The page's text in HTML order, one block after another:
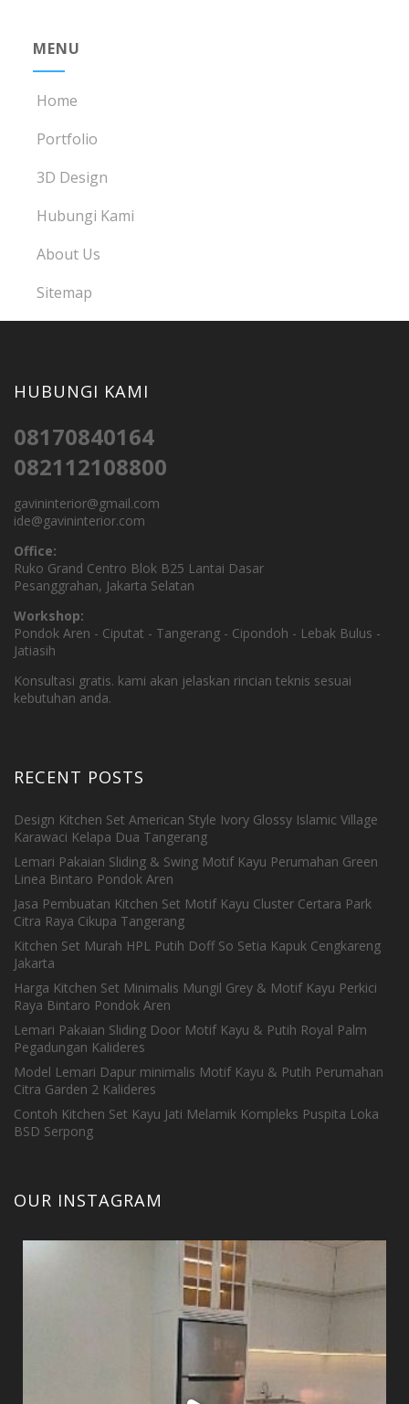
MENU
Home
Portfolio
3D Design
Hubungi Kami
About Us
Sitemap
HUBUNGI KAMI
08170840164
082112108800
gavininterior@gmail.com
ide@gavininterior.com
Office:
Ruko Grand Centro Blok B25 Lantai Dasar
Pesanggrahan, Jakarta Selatan
Workshop:
Pondok Aren - Ciputat - Tangerang - Cipondoh - Lebak Bulus -
Jatiasih
Konsultasi gratis. kami akan jelaskan rincian teknis sesuai
kebutuhan anda.
RECENT POSTS
Design Kitchen Set American Style Ivory Glossy Islamic Village
Karawaci Kelapa Dua Tangerang
Lemari Pakaian Sliding & Swing Motif Kayu Perumahan Green
Linea Bintaro Pondok Aren
Jasa Pembuatan Kitchen Set Motif Kayu Cluster Certara Park
Citra Raya Cikupa Tangerang
Kitchen Set Murah HPL Putih Doff So Setia Kapuk Cengkareng
Jakarta
Harga Kitchen Set Minimalis Mungil Grey & Motif Kayu Perkici
Raya Bintaro Pondok Aren
Lemari Pakaian Sliding Door Motif Kayu & Putih Royal Palm
Pegadungan Kalideres
Model Lemari Dapur minimalis Motif Kayu & Putih Perumahan
Citra Garden 2 Kalideres
Contoh Kitchen Set Kayu Jati Melamik Kompleks Puspita Loka
BSD Serpong
OUR INSTAGRAM